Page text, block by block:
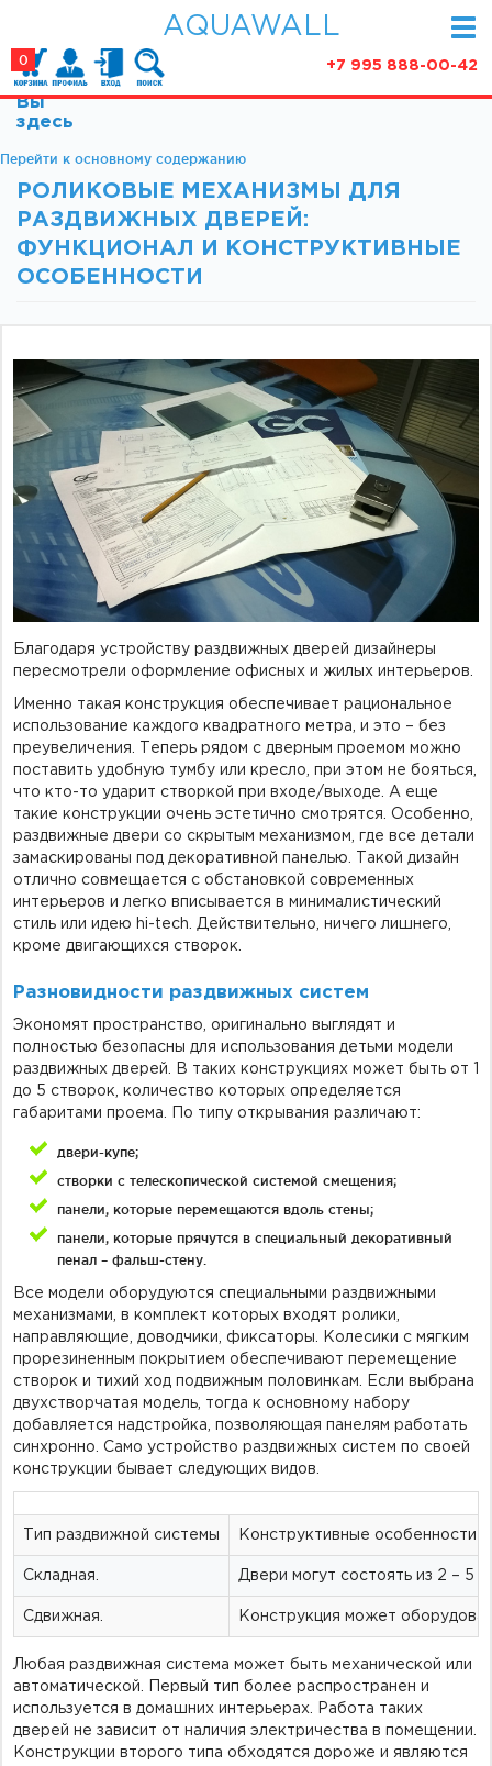
Перейти к основному содержанию
AQUAWALL
+7 995 888-00-42
0
КАТАЛОГ
Фурнитура для раздвижных дверей (закрытые
Фурнитура для раздвижных дверей (открытые
механизмы)
Фурнитура для маятниковых дверей
Ручки, кнобы
Зажимные профили
Фурнитура для межкомнатных дверей
Фурнитура для душевых ограждений (раздвижная
серия)
Фурнитура для душевых ограждений (распашная серия)
Двери межкомнатные цельностеклянные
АКЦИИ
ПАРТНЕРСТВО
СТАТЬИ
О КОМПАНИИ
Вы
здесь
РОЛИКОВЫЕ МЕХАНИЗМЫ ДЛЯ
РАЗДВИЖНЫХ ДВЕРЕЙ:
ФУНКЦИОНАЛ И КОНСТРУКТИВНЫЕ
ОСОБЕННОСТИ
Благодаря устройству раздвижных дверей дизайнеры
пересмотрели оформление офисных и жилых интерьеров.
Именно такая конструкция обеспечивает рациональное
использование каждого квадратного метра, и это – без
преувеличения. Теперь рядом с дверным проемом можно
поставить удобную тумбу или кресло, при этом не бояться,
что кто-то ударит створкой при входе/выходе. А еще
такие конструкции очень эстетично смотрятся. Особенно,
раздвижные двери со скрытым механизмом, где все детали
замаскированы под декоративной панелью. Такой дизайн
отлично совмещается с обстановкой современных
интерьеров и легко вписывается в минималистический
стиль или идею hi-tech. Действительно, ничего лишнего,
кроме двигающихся створок.
Разновидности раздвижных систем
Экономят пространство, оригинально выглядят и
полностью безопасны для использования детьми модели
раздвижных дверей. В таких конструкциях может быть от 1
до 5 створок, количество которых определяется
габаритами проема. По типу открывания различают:
двери-купе;
створки с телескопической системой смещения;
панели, которые перемещаются вдоль стены;
панели, которые прячутся в специальный декоративный
пенал – фальш-стену.
Все модели оборудуются специальными раздвижными
механизмами, в комплект которых входят ролики,
направляющие, доводчики, фиксаторы. Колесики с мягким
прорезиненным покрытием обеспечивают перемещение
створок и тихий ход подвижным половинкам. Если выбрана
двухстворчатая модель, тогда к основному набору
добавляется надстройка, позволяющая панелям работать
синхронно. Само устройство раздвижных систем по своей
конструкции бывает следующих видов.
Тип раздвижной системы Конструктивные особенности
Складная. Двери могут состоять из 2 – 5
Сдвижная. Конструкция может
Любая раздвижная система может быть механической или
автоматической. Первый тип более распространен и
используется в домашних интерьерах. Работа таких
дверей не зависит от наличия электричества в помещении.
Конструкции второго типа обходятся дороже и являются